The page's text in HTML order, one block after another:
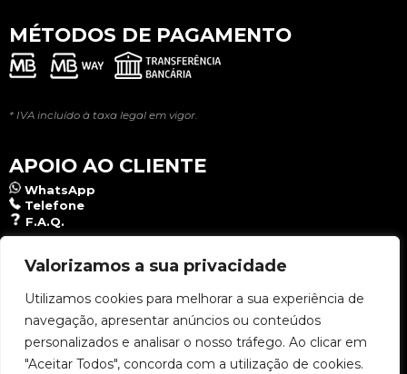
Valorizamos a sua privacidade
Utilizamos cookies para melhorar a sua experiência de
navegação, apresentar anúncios ou conteúdos
personalizados e analisar o nosso tráfego. Ao clicar em
"Aceitar Todos", concorda com a utilização de cookies.
MÉTODOS DE PAGAMENTO
* IVA incluído à taxa legal em vigor.
APOIO AO CLIENTE
WhatsApp
Telefone
F.A.Q.
NEWSLETTER